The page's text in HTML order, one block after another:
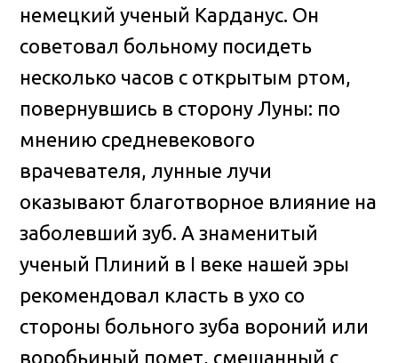
немецкий ученый Карданус. Он
советовал больному посидеть
несколько часов с открытым ртом,
повернувшись в сторону Луны: по
мнению средневекового
врачевателя, лунные лучи
оказывают благотворное влияние на
заболевший зуб. А знаменитый
ученый Плиний в I веке нашей эры
рекомендовал класть в ухо со
стороны больного зуба вороний или
воробьиный помет, смешанный с